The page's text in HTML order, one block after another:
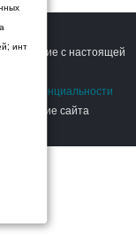
края.
согласие с настоящей
конфиденциальности
сайта
инт